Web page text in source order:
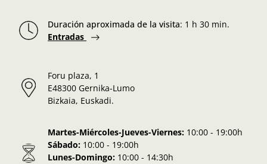
Duración aproximada de la visita: 1 h 30 min.
Entradas
Foru plaza, 1
E48300 Gernika-Lumo
Bizkaia, Euskadi.
Martes-Miércoles-Jueves-Viernes: 10:00 - 19:00h
Sábado: 10:00 - 19:00h
Lunes-Domingo: 10:00 - 14:30h